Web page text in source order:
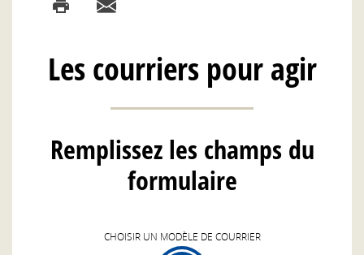
Les courriers pour agir
Remplissez les champs du
formulaire
CHOISIR UN MODÈLE DE COURRIER